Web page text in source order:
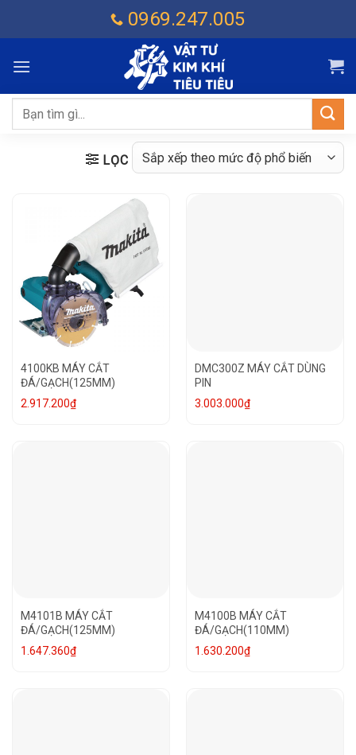
dung
0969.247.005
Tìm
kiếm:
LỌC
4100KB MÁY CẮT
ĐÁ/GẠCH(125MM)
2.917.200₫
DMC300Z MÁY CẮT DÙNG
PIN
3.003.000₫
M4101B MÁY CẮT
ĐÁ/GẠCH(125MM)
1.647.360₫
M4100B MÁY CẮT
ĐÁ/GẠCH(110MM)
1.630.200₫